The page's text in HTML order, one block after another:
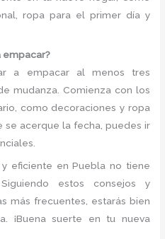
ropa para el primer día y
empacar?
a empacar al menos tres
mudanza. Comienza con los
como decoraciones y ropa
se acerque la fecha, puedes ir
eficiente en Puebla no tiene
estos consejos y
más frecuentes, estarás bien
¡Buena suerte en tu nueva